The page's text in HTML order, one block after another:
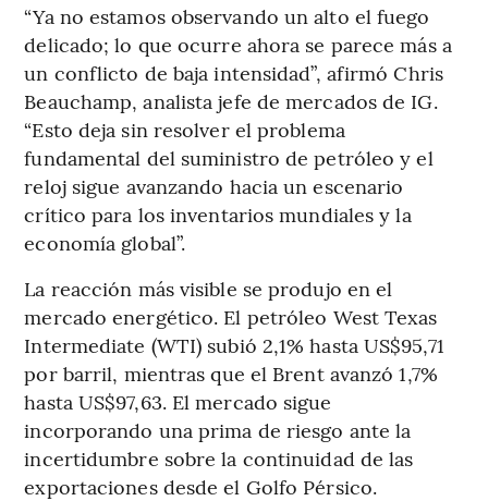
“Ya no estamos observando un alto el fuego
delicado; lo que ocurre ahora se parece más a
un conflicto de baja intensidad”, afirmó Chris
Beauchamp, analista jefe de mercados de IG.
“Esto deja sin resolver el problema
fundamental del suministro de petróleo y el
reloj sigue avanzando hacia un escenario
crítico para los inventarios mundiales y la
economía global”.
La reacción más visible se produjo en el
mercado energético. El petróleo West Texas
Intermediate (WTI) subió 2,1% hasta US$95,71
por barril, mientras que el Brent avanzó 1,7%
hasta US$97,63. El mercado sigue
incorporando una prima de riesgo ante la
incertidumbre sobre la continuidad de las
exportaciones desde el Golfo Pérsico.